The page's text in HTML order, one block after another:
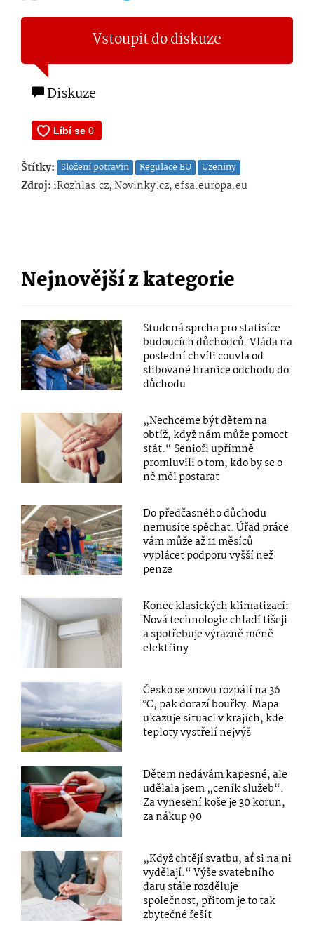
Vstoupit do diskuze
Diskuze
Štítky: Složení potravin Regulace EU Uzeniny
Zdroj: iRozhlas.cz, Novinky.cz, efsa.europa.eu
Nejnovější z kategorie
Studená sprcha pro statisíce
budoucích důchodců. Vláda na
poslední chvíli couvla od
slibované hranice odchodu do
důchodu
„Nechceme být dětem na
obtíž, když nám může pomoct
stát.“ Senioři upřímně
promluvili o tom, kdo by se o
ně měl postarat
Do předčasného důchodu
nemusíte spěchat. Úřad práce
vám může až 11 měsíců
vyplácet podporu vyšší než
penze
Konec klasických klimatizací:
Nová technologie chladí tišeji
a spotřebuje výrazně méně
elektřiny
Česko se znovu rozpálí na 36
°C, pak dorazí bouřky. Mapa
ukazuje situaci v krajích, kde
teploty vystřelí nejvýš
Dětem nedávám kapesné, ale
udělala jsem „ceník služeb“.
Za vynesení koše je 30 korun,
za nákup 90
„Když chtějí svatbu, ať si na ni
vydělají.“ Výše svatebního
daru stále rozděluje
společnost, přitom je to tak
zbytečné řešit